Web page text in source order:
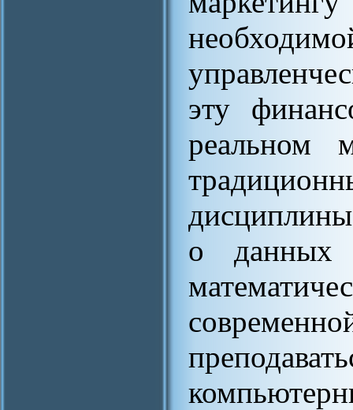
эту
реальном
о данных